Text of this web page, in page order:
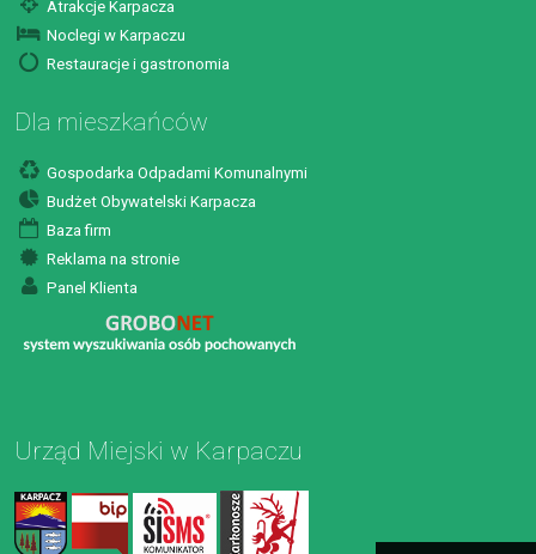
Atrakcje Karpacza
Noclegi w Karpaczu
Restauracje i gastronomia
Dla mieszkańców
Gospodarka Odpadami Komunalnymi
Budżet Obywatelski Karpacza
Baza firm
Reklama na stronie
Panel Klienta
Urząd Miejski w Karpaczu